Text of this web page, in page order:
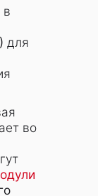
в
для
во